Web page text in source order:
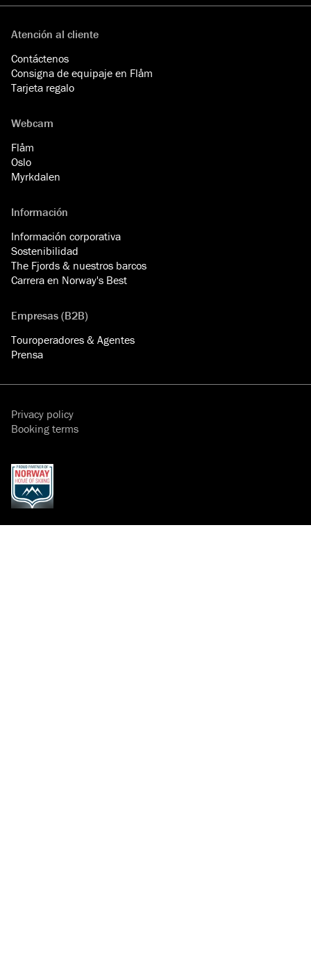
Atención al cliente
Contáctenos
Consigna de equipaje en Flåm
Tarjeta regalo
Webcam
Flåm
Oslo
Myrkdalen
Información
Información corporativa
Sostenibilidad
The Fjords & nuestros barcos
Carrera en Norway's Best
Empresas (B2B)
Touroperadores & Agentes
Prensa
Privacy policy
Booking terms